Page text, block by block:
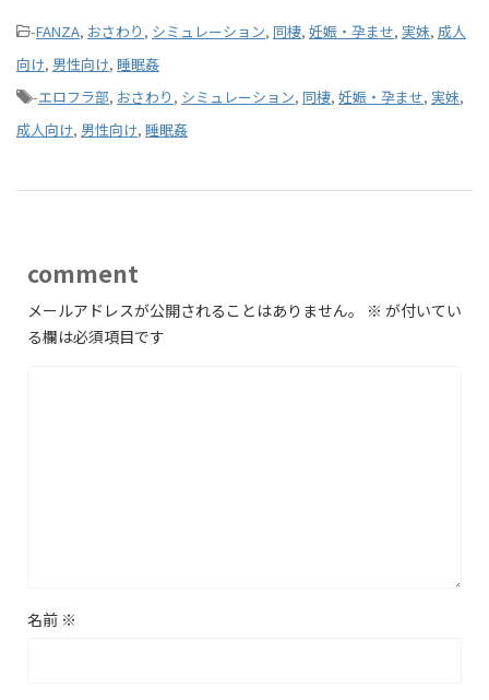
-FANZA, おさわり , シミュレーション, 同棲, 妊娠・孕ませ, 実妹, 成人
向け, 男性向け, 睡眠姦
-エロフラ部, おさわり , シミュレーション, 同棲, 妊娠・孕ませ, 実妹,
成人向け, 男性向け, 睡眠姦
comment
メールアドレスが公開されることはありません。 ※ が付いてい
る欄は必須項目です
名前 ※